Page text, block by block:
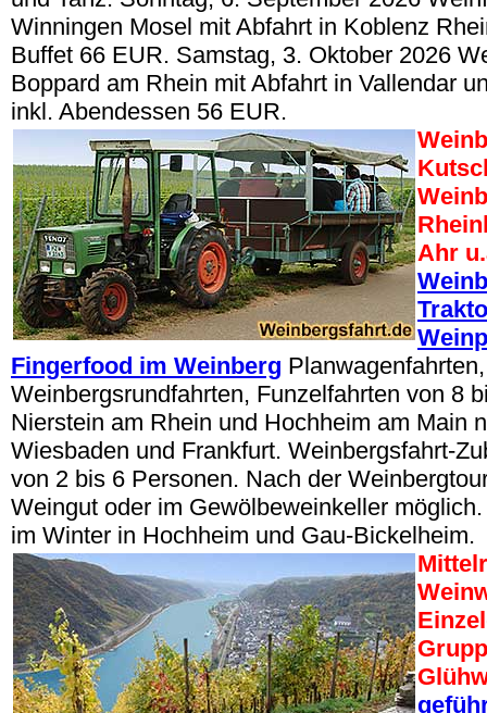
Winningen Mosel mit Abfahrt in Koblenz
Buffet 66 EUR. Samstag, 3. Oktober 2026
Boppard am Rhein mit Abfahrt in Vallendar
inkl. Abendessen 56 EUR.
Ahr
Fingerfood im Weinberg Planwagenfahrten,
Weinbergsrundfahrten, Funzelfahrten von 8
Nierstein am Rhein und Hochheim am Main
Wiesbaden und Frankfurt. Weinbergsfahrt-
von 2 bis 6 Personen. Nach der
Weingut oder im Gewölbeweinkeller
im Winter in Hochheim und Gau-Bickelheim.